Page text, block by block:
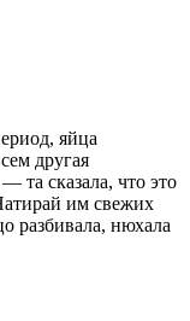
яйца
другая
та сказала, что это
им свежих
разбивала, нюхала